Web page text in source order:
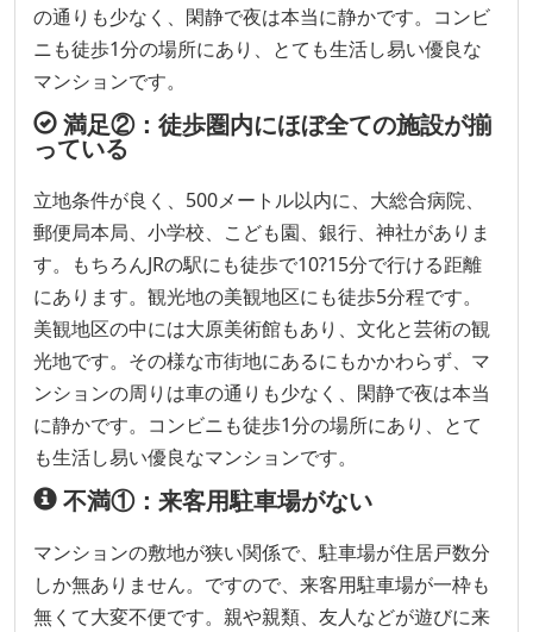
の通りも少なく、閑静で夜は本当に静かです。コンビ
ニも徒歩1分の場所にあり、とても生活し易い優良な
マンションです。
満足②：徒歩圏内にほぼ全ての施設が揃
っている
立地条件が良く、500メートル以内に、大総合病院、
郵便局本局、小学校、こども園、銀行、神社がありま
す。もちろんJRの駅にも徒歩で10?15分で行ける距離
にあります。観光地の美観地区にも徒歩5分程です。
美観地区の中には大原美術館もあり、文化と芸術の観
光地です。その様な市街地にあるにもかかわらず、マ
ンションの周りは車の通りも少なく、閑静で夜は本当
に静かです。コンビニも徒歩1分の場所にあり、とて
も生活し易い優良なマンションです。
不満①：来客用駐車場がない
マンションの敷地が狭い関係で、駐車場が住居戸数分
しか無ありません。ですので、来客用駐車場が一枠も
無くて大変不便です。親や親類、友人などが遊びに来